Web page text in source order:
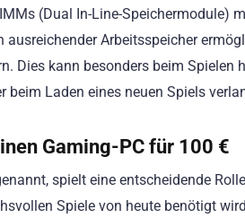
(Dual In-Line-Speichermodule)
ausreichender Arbeitsspeicher
Dies kann besonders beim
beim Laden eines neuen Spiels
Gaming-PC für 100 €
spielt eine entscheidende
Spiele von heute benötigt